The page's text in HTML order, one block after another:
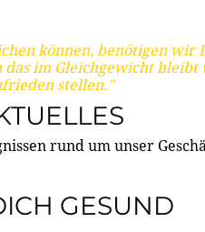
können, benötigen wir
das im Gleichgewicht
stellen."
rund um unser
GESUND